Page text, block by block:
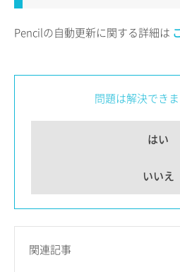
Pencilの自動更新に関する詳細は
問題は解決でき
はい
いいえ
関連記事